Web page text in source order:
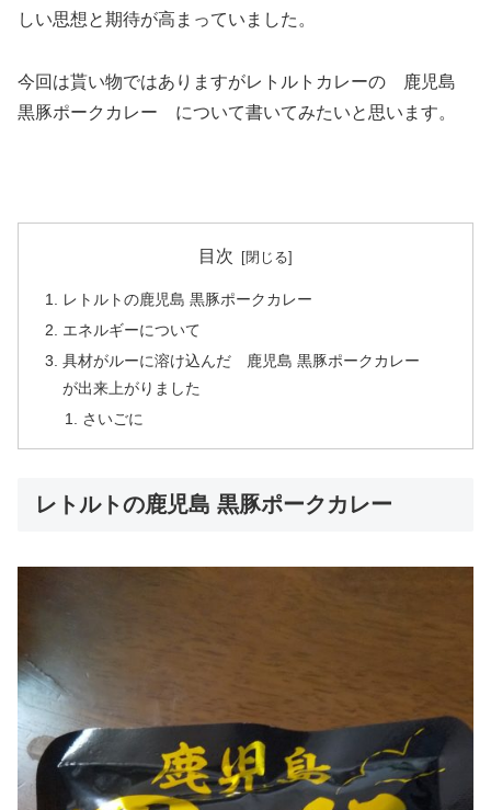
しい思想と期待が高まっていました。
今回は貰い物ではありますがレトルトカレーの 鹿児島
黒豚ポークカレー について書いてみたいと思います。
目次
レトルトの鹿児島 黒豚ポークカレー
エネルギーについて
具材がルーに溶け込んだ 鹿児島 黒豚ポークカレー
が出来上がりました
さいごに
レトルトの鹿児島 黒豚ポークカレー